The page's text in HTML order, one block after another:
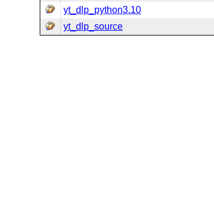
yt_dlp_python3.10
yt_dlp_source